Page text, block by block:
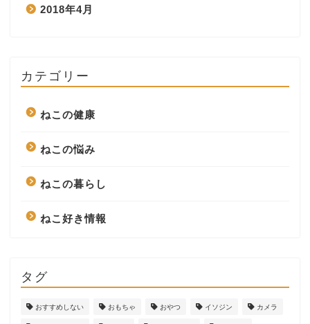
2018年4月
カテゴリー
ねこの健康
ねこの悩み
ねこの暮らし
ねこ好き情報
タグ
おすすめしない おもちゃ おやつ イソジン カメラ